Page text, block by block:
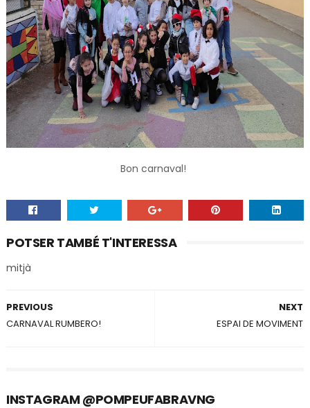
Bon carnaval!
POTSER TAMBÉ T'INTERESSA
mitjà
NEXT
ESPAI DE MOVIMENT
PREVIOUS
CARNAVAL RUMBERO!
INSTAGRAM @POMPEUFABRAVNG